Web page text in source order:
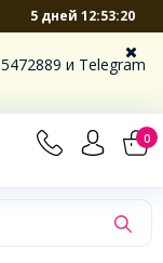
5 дней 12:53:20
и Telegram
0